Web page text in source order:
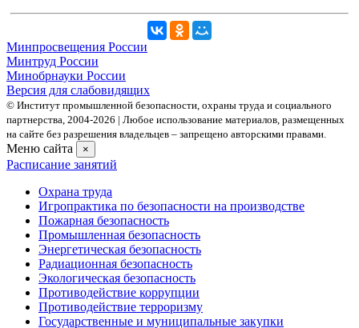
Минпросвещения России
Минтруд России
Минобрнауки России
Версия для слабовидящих
© Институт промышленной безопасности, охраны труда и социального
партнерства, 2004- 2026 | Любое использование материалов, размещенных
на сайте без разрешения владельцев – запрещено авторскими правами.
Меню сайта ×
Расписание занятий
Охрана труда
Игропрактика по безопасности на производстве
Пожарная безопасность
Промышленная безопасность
Энергетическая безопасность
Радиационная безопасность
Экологическая безопасность
Противодействие коррупции
Противодействие терроризму
Государственные и муниципальные закупки